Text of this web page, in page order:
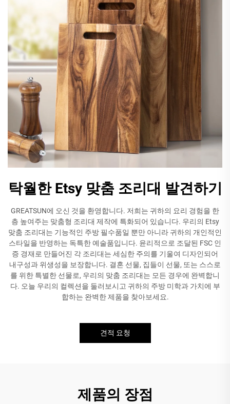
탁월한 Etsy 맞춤 조리대 발견하기
GREATSUN에 오신 것을 환영합니다. 저희는 귀하의 요리 경험을 한
층 높여주는 맞춤형 조리대 제작에 특화되어 있습니다. 우리의 Etsy
맞춤 조리대는 기능적인 주방 필수품일 뿐만 아니라 귀하의 개인적인
스타일을 반영하는 독특한 예술품입니다. 윤리적으로 조달된 FSC 인
증 경재로 만들어진 각 조리대는 세심한 주의를 기울여 디자인되어
내구성과 위생성을 보장합니다. 결혼 선물, 집들이 선물, 또는 스스로
를 위한 특별한 선물로, 우리의 맞춤 조리대는 모든 경우에 완벽합니
다. 오늘 우리의 컬렉션을 둘러보시고 귀하의 주방 미학과 가치에 부
합하는 완벽한 제품을 찾아보세요.
견적 요청
제품의 장점